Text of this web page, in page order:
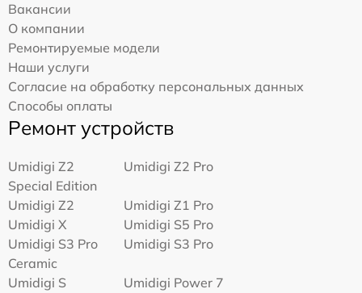
Вакансии
О компании
Ремонтируемые модели
Наши услуги
Согласие на обработку персональных данных
Способы оплаты
Ремонт устройств
Umidigi Z2
Special Edition
Umidigi Z2 Pro
Umidigi Z2
Umidigi Z1 Pro
Umidigi X
Umidigi S5 Pro
Umidigi S3 Pro
Ceramic
Umidigi S3 Pro
Umidigi S
Umidigi Power 7